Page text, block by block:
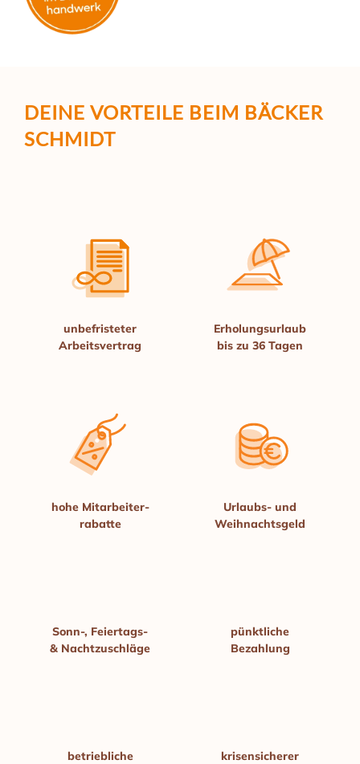
DEINE VORTEILE BEIM BÄCKER
SCHMIDT
unbefristeter
Arbeits­vertrag
Erholungs­urlaub
bis zu 36 Tagen
hohe Mitarbeiter­
rabatte
Urlaubs- und
Weihnachts­geld
Sonn-, Feiertags-
& Nacht­zuschläge
pünktliche
Bezahlung
betriebliche
krisen­sicherer